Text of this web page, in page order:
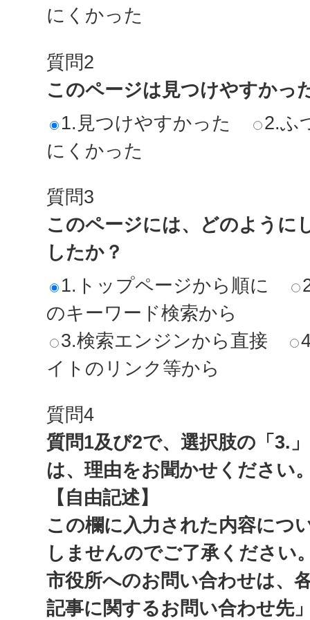
にくかった
質問2
このページは見つけやすかっ
1.見つけやすかった
2.ふ
にくかった
質問3
このページには、どのように
したか？
1.トップページから順に
のキーワード検索から
3.検索エンジンから直接
イトのリンク等から
質問4
質問1及び2で、選択肢の「3.
は、理由をお聞かせください
【自由記述】
この欄に入力された内容につ
しませんのでご了承ください
市役所へのお問い合わせは、
記事に関するお問い合わせ先